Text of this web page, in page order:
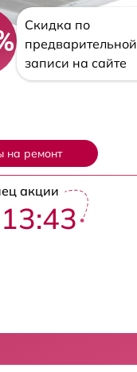
Скидка по
предварительной
записи на сайте
на ремонт
акции